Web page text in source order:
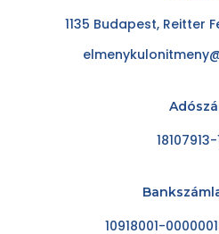
1135 Budapest, Reitter
10918001-